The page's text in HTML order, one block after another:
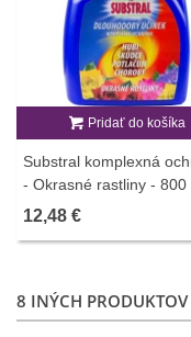
Pridať do košíka
Substral komplexná
- Okrasné rastliny - 800
12,48 €
8 INÝCH PRODUKTOV